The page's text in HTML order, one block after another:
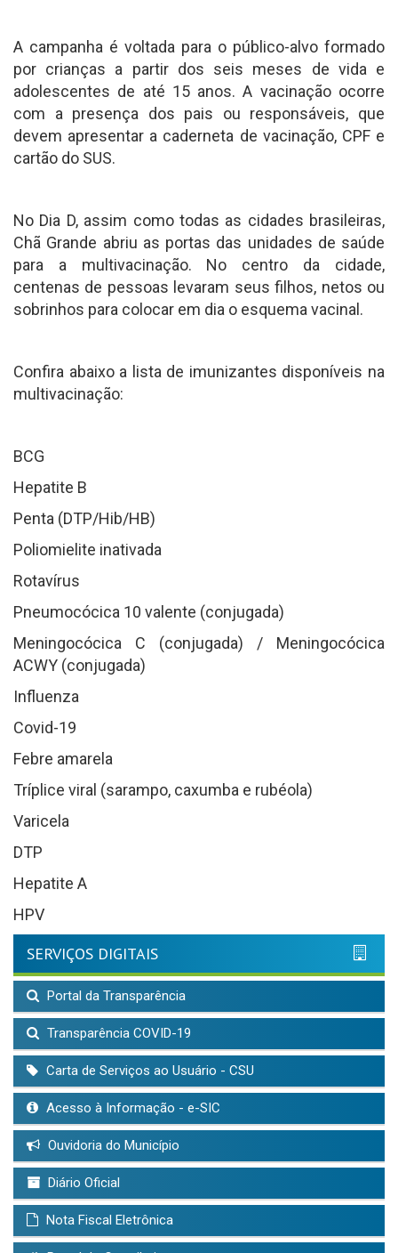
A campanha é voltada para o público-alvo formado
por crianças a partir dos seis meses de vida e
adolescentes de até 15 anos. A vacinação ocorre
com a presença dos pais ou responsáveis, que
devem apresentar a caderneta de vacinação, CPF e
cartão do SUS.
No Dia D, assim como todas as cidades brasileiras,
Chã Grande abriu as portas das unidades de saúde
para a multivacinação. No centro da cidade,
centenas de pessoas levaram seus filhos, netos ou
sobrinhos para colocar em dia o esquema vacinal.
Confira abaixo a lista de imunizantes disponíveis na
multivacinação:
BCG
Hepatite B
Penta (DTP/Hib/HB)
Poliomielite inativada
Rotavírus
Pneumocócica 10 valente (conjugada)
Meningocócica C (conjugada) / Meningocócica
ACWY (conjugada)
Influenza
Covid-19
Febre amarela
Tríplice viral (sarampo, caxumba e rubéola)
Varicela
DTP
Hepatite A
HPV
SERVIÇOS DIGITAIS
Portal da Transparência
Transparência COVID-19
Carta de Serviços ao Usuário - CSU
Acesso à Informação - e-SIC
Ouvidoria do Município
Diário Oficial
Nota Fiscal Eletrônica